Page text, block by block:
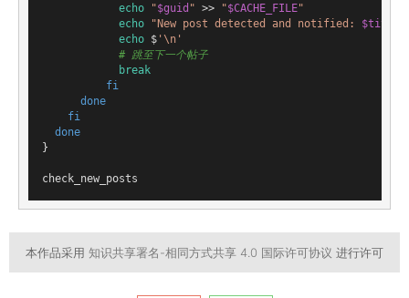
echo
"$guid " >> "$CACHE_FILE"
echo
"New post detected and notified: $title
echo $'\n'
# 跳至下一个帖子
break
fi
done
fi
done
}
check_new_posts
本作品采用 知识共享署名-相同方式共享 4.0 国际许可协议 进行许可